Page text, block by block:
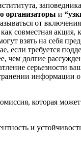
организаторы и
от
совместная
взять на себя
если требуется
чем долгие
серьезности
информации
которая может
и